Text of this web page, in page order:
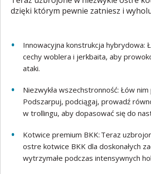
dzięki którym pewnie zatniesz i
Innowacyjna konstrukcja hybrydowa:
cechy woblera i jerkbaita, aby
ataki.
Niezwykła wszechstronność: Łów
Podszarpuj, podciągaj, prowadź
w trollingu, aby dopasować się do
Kotwice premium BKK: Teraz
ostre kotwice BKK dla doskonałych
wytrzymałe podczas intensywnych